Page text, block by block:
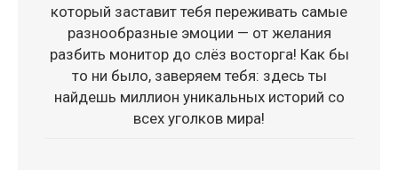
который заставит тебя переживать самые
разнообразные эмоции — от желания
разбить монитор до слёз восторга! Как бы
то ни было, заверяем тебя: здесь ты
найдешь миллион уникальных историй со
всех уголков мира!